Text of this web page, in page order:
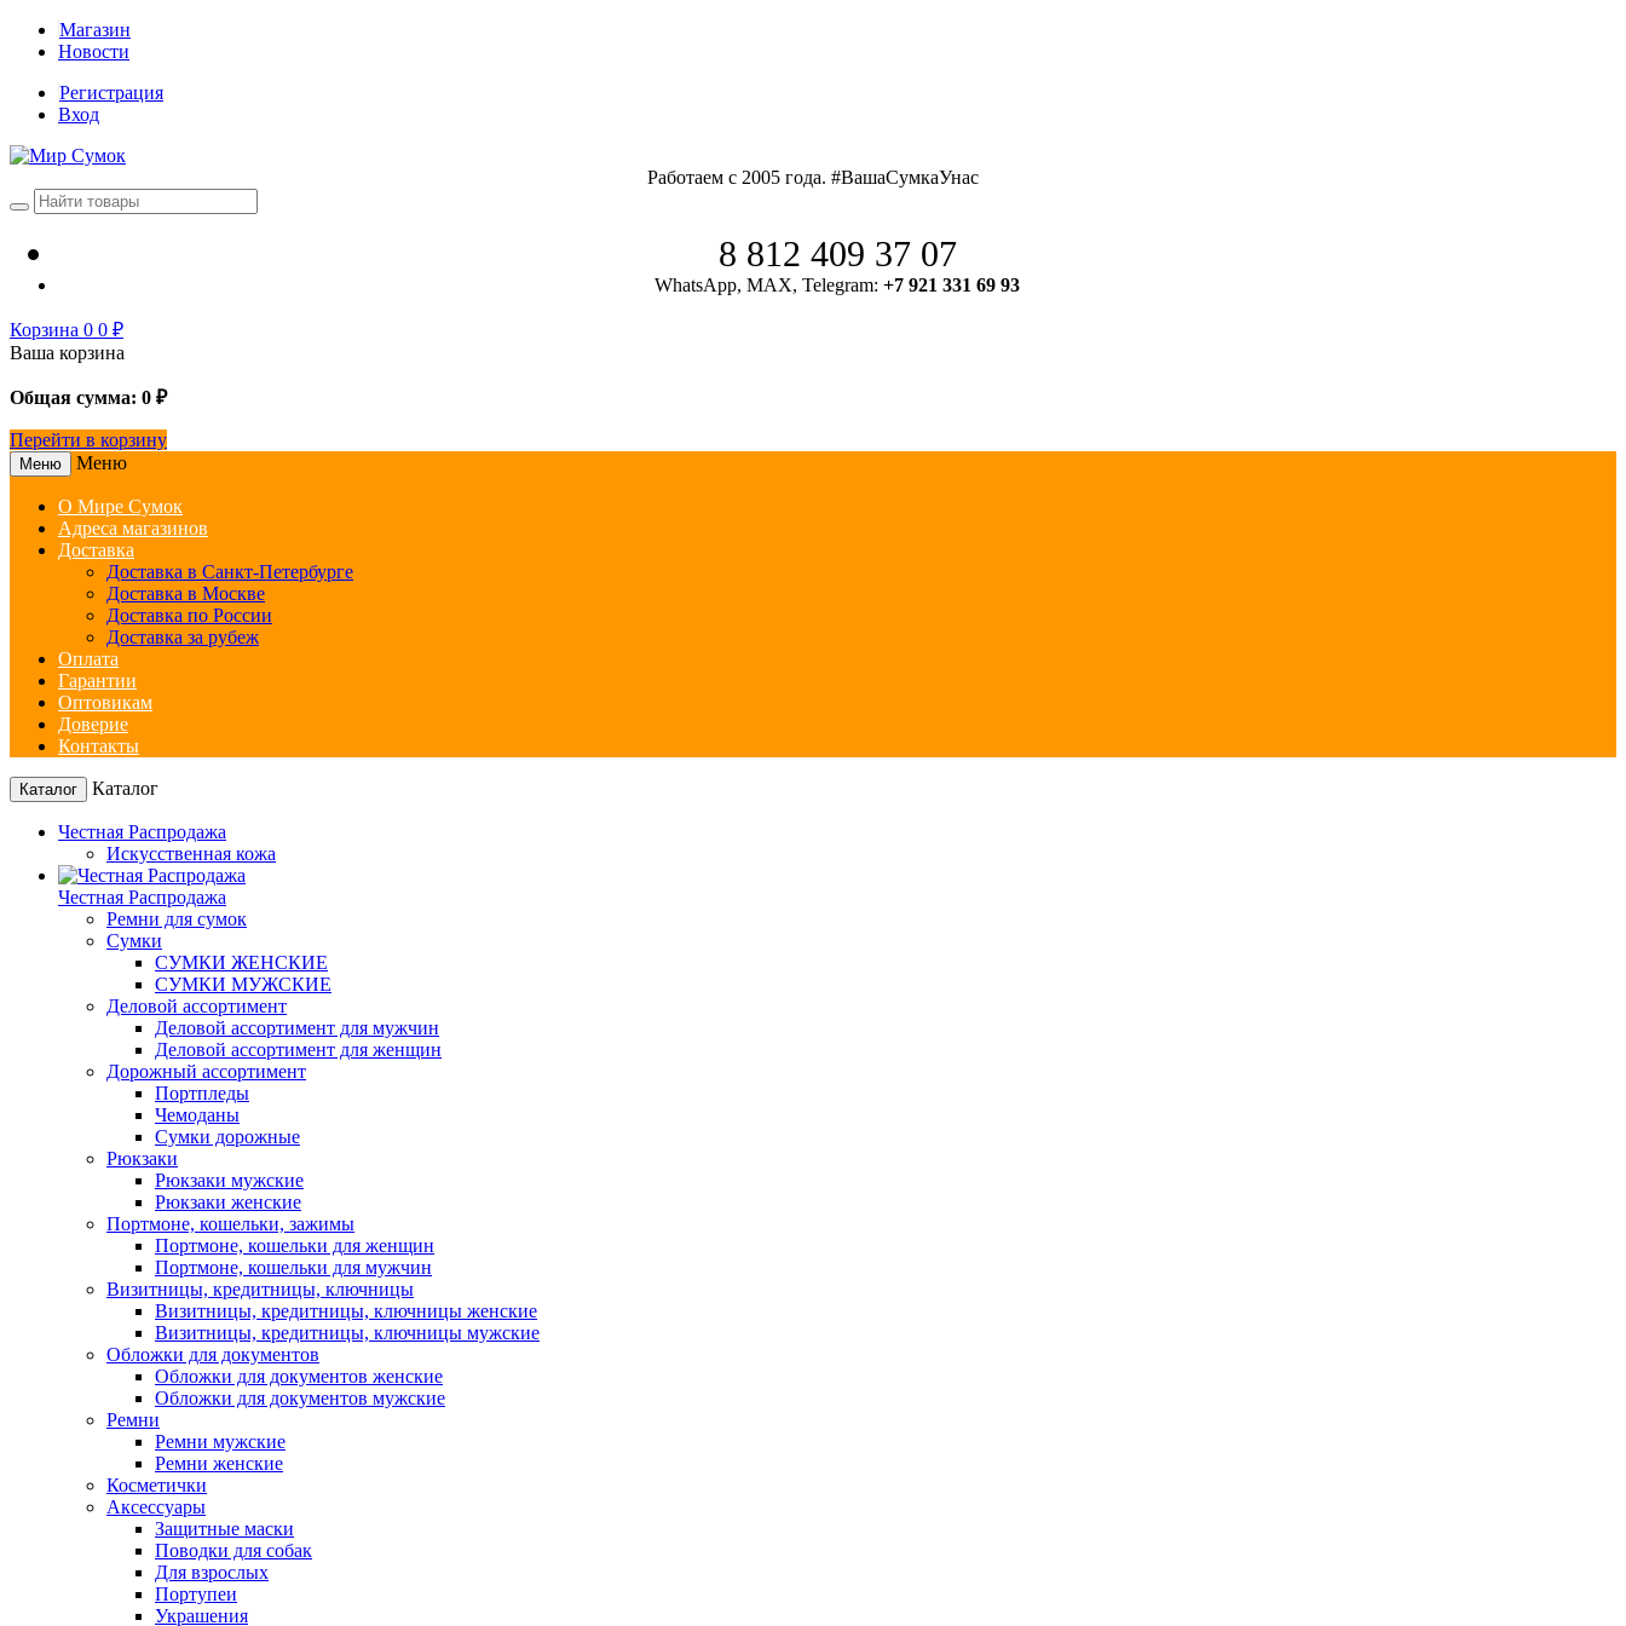
Магазин
Новости
Регистрация
Вход
Работаем с 2005 года. #ВашаСумкаУнас
8 812 409 37 07
WhatsApp, MAX, Telegram: +7 921 331 69 93
Корзина 0 0 ₽
Ваша корзина
Общая сумма: 0 ₽
Перейти в корзину
Меню Меню
О Мире Сумок
Адреса магазинов
Доставка
Доставка в Санкт-Петербурге
Доставка в Москве
Доставка по России
Доставка за рубеж
Оплата
Гарантии
Оптовикам
Доверие
Контакты
Каталог Каталог
Честная Распродажа
Искусственная кожа
Честная Распродажа
Ремни для сумок
Сумки
СУМКИ ЖЕНСКИЕ
СУМКИ МУЖСКИЕ
Деловой ассортимент
Деловой ассортимент для мужчин
Деловой ассортимент для женщин
Дорожный ассортимент
Портпледы
Чемоданы
Сумки дорожные
Рюкзаки
Рюкзаки мужские
Рюкзаки женские
Портмоне, кошельки, зажимы
Портмоне, кошельки для женщин
Портмоне, кошельки для мужчин
Визитницы, кредитницы, ключницы
Визитницы, кредитницы, ключницы женские
Визитницы, кредитницы, ключницы мужские
Обложки для документов
Обложки для документов женские
Обложки для документов мужские
Ремни
Ремни мужские
Ремни женские
Косметички
Аксессуары
Защитные маски
Поводки для собак
Для взрослых
Портупеи
Украшения